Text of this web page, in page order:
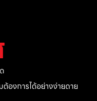
องการได้อย่างง่ายดาย